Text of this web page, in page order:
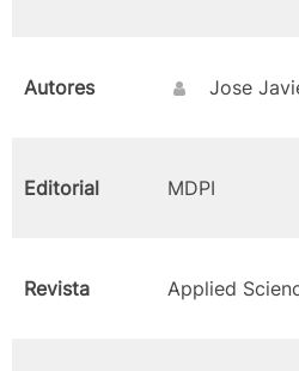
Autores Jose
Editorial MDPI
Revista Applied